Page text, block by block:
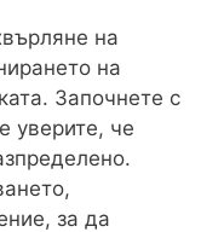
на
на
Започнете с
уверите, че
за да